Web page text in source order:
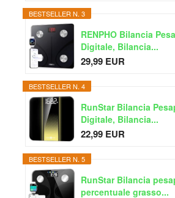
BESTSELLER N. 3
RENPHO Bilancia
Digitale, Bilancia...
29,99 EUR
BESTSELLER N. 4
RunStar Bilancia
Digitale, Bilancia...
22,99 EUR
BESTSELLER N. 5
RunStar Bilancia
percentuale grasso...